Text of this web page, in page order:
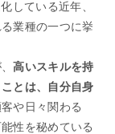
している近年、
業種の一つに挙
高いスキルを持
とは、自分自身
や日々関わる
性を秘めている